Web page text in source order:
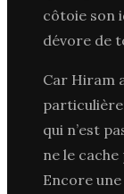
côtoie son
dévore de
Car Hiram
qui n’est
ne le
Encore